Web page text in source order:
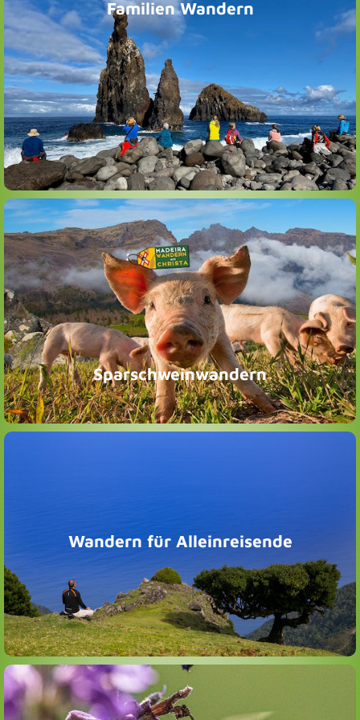
Familien Wandern
Die private Familien Wandergruppe nur mit Deiner Familie
Sparschweinwandern
Seit vielen Jahren starten wir für Stammgäste, Freunde
und Neugierige das Jahr mit einem besonderen Angebot.
Wandern für Alleinreisende
Alleine im Einklang der Natur